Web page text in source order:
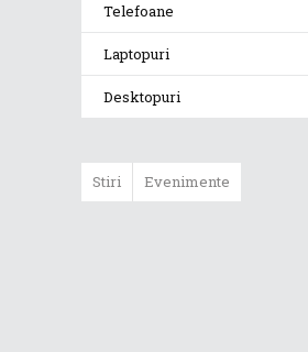
Telefoane
Laptopuri
Desktopuri
Stiri Evenimente